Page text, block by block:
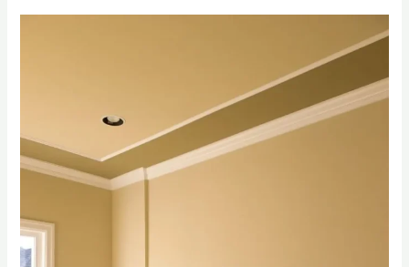
0556331035